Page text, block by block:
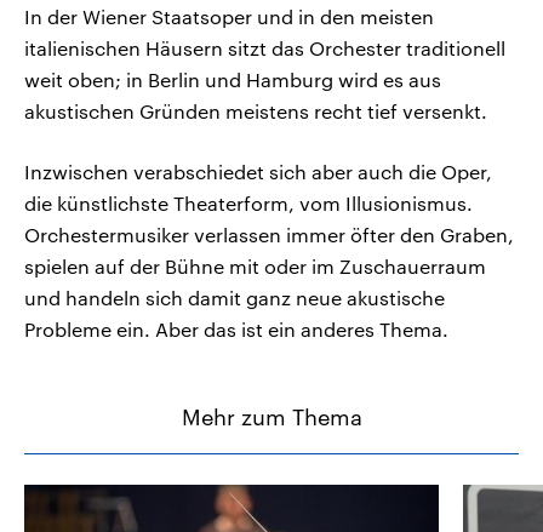
In der Wiener Staatsoper und in den meisten
italienischen Häusern sitzt das Orchester traditionell
weit oben; in Berlin und Hamburg wird es aus
akustischen Gründen meistens recht tief versenkt.
Inzwischen verabschiedet sich aber auch die Oper,
die künstlichste Theaterform, vom Illusionismus.
Orchestermusiker verlassen immer öfter den Graben,
spielen auf der Bühne mit oder im Zuschauerraum
und handeln sich damit ganz neue akustische
Probleme ein. Aber das ist ein anderes Thema.
Mehr zum Thema